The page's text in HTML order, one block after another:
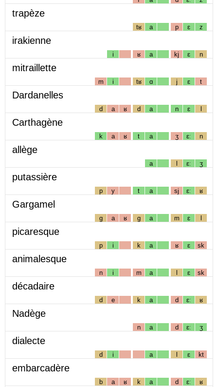
trapèze
tʁ a p ɛ z
irakienne
i ʁ a kj ɛ n
mitraillette
m i tʁ ɑ j ɛ t
Dardanelles
d a ʁ d a n ɛ l
Carthagène
k a ʁ t a ʒ ɛː n
allège
a l ɛː ʒ
putassière
p y t a sj ɛː ʁ
Gargamel
g a ʁ g a m ɛ l
picaresque
p i k a ʁ ɛ sk
animalesque
n i m a l ɛ sk
décadaire
d e k a d ɛː ʁ
Nadège
n a d ɛː ʒ
dialecte
d i a l ɛ kt
embarcadère
b a ʁ k a d ɛː ʁ